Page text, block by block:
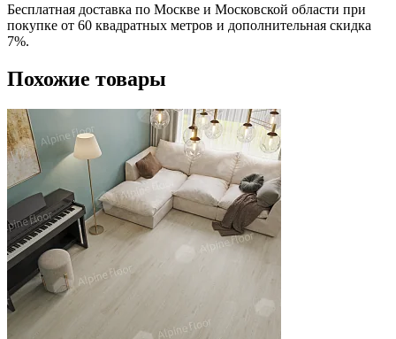
Бесплатная доставка по Москве и Московской области при
покупке от 60 квадратных метров и дополнительная скидка
7%.
Похожие товары